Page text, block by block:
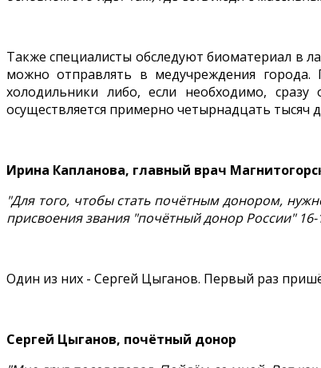
Также специалисты обследуют биоматериал в
можно отправлять в медучреждения
холодильники либо, если необходимо,
осуществляется примерно четырнадцать тысяч
Ирина Капланова, главный врач
"Для того, чтобы стать почётным донором,
присвоения звания "почётный донор России" 16-
Один из них - Сергей Цыганов. Первый раз
Сергей Цыганов, почётный донор